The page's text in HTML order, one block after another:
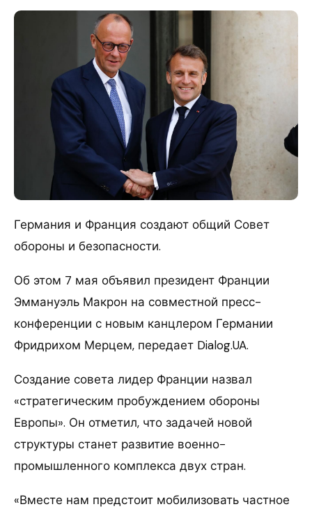
Германия и Франция создают общий Совет
обороны и безопасности.
Об этом 7 мая объявил президент Франции
Эммануэль Макрон на совместной пресс-
конференции с новым канцлером Германии
Фридрихом Мерцем, передает Dialog.UA.
Создание совета лидер Франции назвал
«стратегическим пробуждением обороны
Европы». Он отметил, что задачей новой
структуры станет развитие военно-
промышленного комплекса двух стран.
«Вместе нам предстоит мобилизовать частное